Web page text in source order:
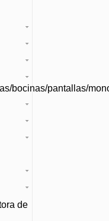
bocinas/pantallas/
de